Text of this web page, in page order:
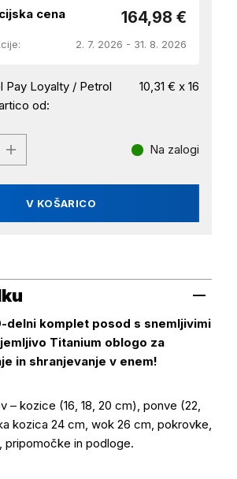
cena 164,98 €
2. 7. 2026 - 31. 8. 2026
Pay Loyalty / Petrol
od:
10,31 € x 16
V KOŠARICO
Na zalogi
delni komplet posod s snemljivimi
Titanium oblogo za
in shranjevanje v enem!
– kozice (16, 18, 20 cm), ponve (22,
kozica 24 cm, wok 26 cm, pokrovke,
pripomočke in podloge.